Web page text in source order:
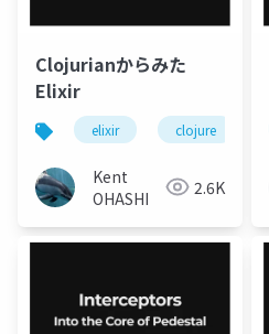
Clojurianからみた
Elixir
elixir clojure
Kent
OHASHI
2.6K